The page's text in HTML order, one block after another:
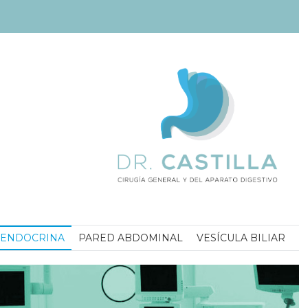
ENDOCRINA PARED ABDOMINAL VESÍCULA BILIAR